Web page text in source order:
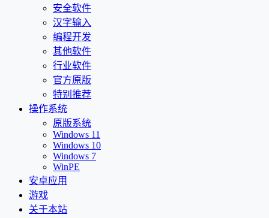
安全软件
汉字输入
编程开发
其他软件
行业软件
官方原版
特别推荐
操作系统
原版系统
Windows 11
Windows 10
Windows 7
WinPE
安卓应用
游戏
关于本站